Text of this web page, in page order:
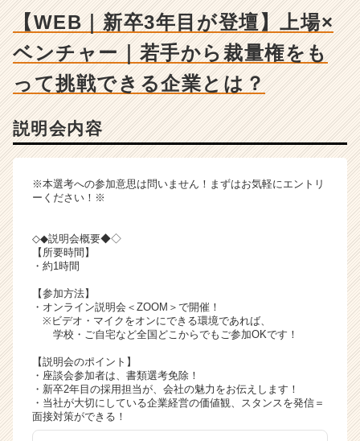
詳
細
ベ
ン
チ
成
長
企
が
届
活
サ
ト
【WEB｜新卒3年目が登壇】上場×
ベンチャー｜若手から裁量権をも
って挑戦できる企業とは？
説明会内容
※本選考への参加意思は問いません！まずはお気軽にエントリ
ーください！※
◇◆説明会概要◆◇
【所要時間】
・約1時間
【参加方法】
・オンライン説明会＜ZOOM＞で開催！
※ビデオ・マイクをオンにできる環境であれば、
学校・ご自宅など全国どこからでもご参加OKです！
【説明会のポイント】
・座談会参加者は、書類選考免除！
・新卒2年目の採用担当が、会社の魅力をお伝えします！
・当社が大切にしている企業経営の価値観、スタンスを発信＝
面接対策ができる！